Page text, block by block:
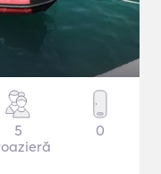
5
0